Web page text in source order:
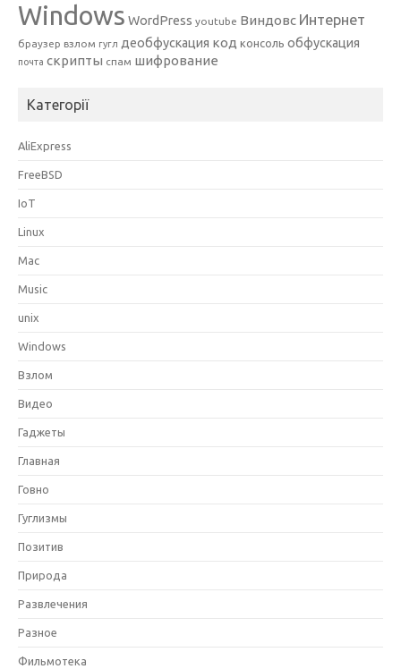
Windows WordPress youtube Виндовс Интернет
браузер взлом гугл деобфускация код консоль обфускация
почта скрипты спам шифрование
Категорії
AliExpress
FreeBSD
IoT
Linux
Mac
Music
unix
Windows
Взлом
Видео
Гаджеты
Главная
Говно
Гуглизмы
Позитив
Природа
Развлечения
Разное
Фильмотека